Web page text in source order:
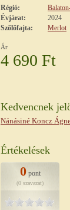
Régió:
Évjárat:
2024
Szőlőfajta:
Merlot
Ár
4 690 Ft
Kedvencnek
Nánásiné Koncz
Értékelések
0pont
(0 szavazat)